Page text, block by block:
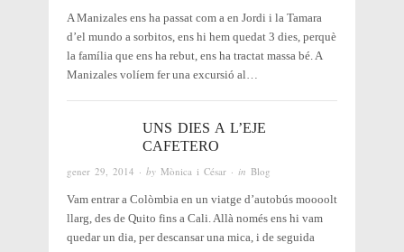
A Manizales ens ha passat com a en Jordi i la Tamara
d’el mundo a sorbitos, ens hi hem quedat 3 dies, perquè
la família que ens ha rebut, ens ha tractat massa bé. A
Manizales volíem fer una excursió al…
UNS DIES A L’EJE
CAFETERO
gener 29, 2014 · by Mònica i César · in Blog
Vam entrar a Colòmbia en un viatge d’autobús moooolt
llarg, des de Quito fins a Cali. Allà només ens hi vam
quedar un dia, per descansar una mica, i de seguida